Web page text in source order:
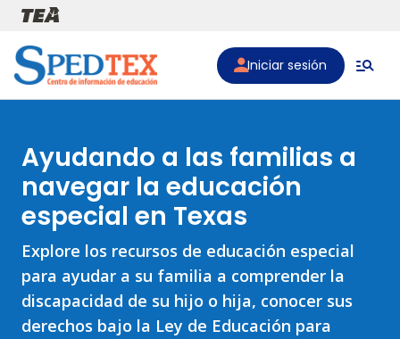
Pasar al contenido principal
Iniciar sesión
Ayudando a las familias a
navegar la educación
especial en Texas
Explore los recursos de educación especial
para ayudar a su familia a comprender la
discapacidad de su hijo o hija, conocer sus
derechos bajo la Ley de Educación para